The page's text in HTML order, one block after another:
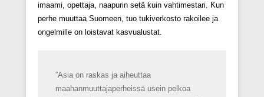
imaami, opettaja, naapurin setä kuin vahtimestari. Kun
perhe muuttaa Suomeen, tuo tukiverkosto rakoilee ja
ongelmille on loistavat kasvualustat.
”Asia on raskas ja aiheuttaa
maahanmuuttajaperheissä usein pelkoa